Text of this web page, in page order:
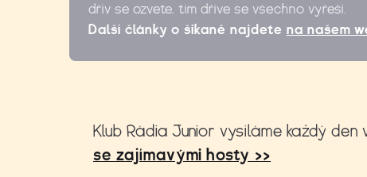
dřív se ozvete, tím dříve se všechno vyřeší.
Další články o šikaně najdete na našem
Klub Rádia Junior vysíláme každý den
se zajímavými hosty >>